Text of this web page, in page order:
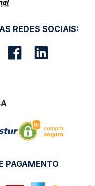
REDES SOCIAIS:
PAGAMENTO